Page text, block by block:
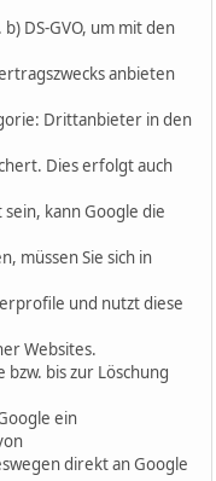
DS-GVO, um mit den
anbieten
Drittanbieter in den
Dies erfolgt auch
kann Google die
müssen Sie sich in
und nutzt diese
Websites.
bzw. bis zur Löschung
ein
direkt an Google